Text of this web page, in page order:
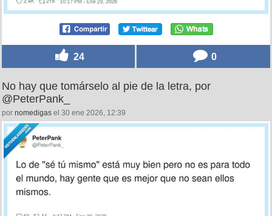
24 0
No hay que tomárselo al pie de la letra, por
@PeterPank_
por nomedigas el 30 ene 2026, 12:39